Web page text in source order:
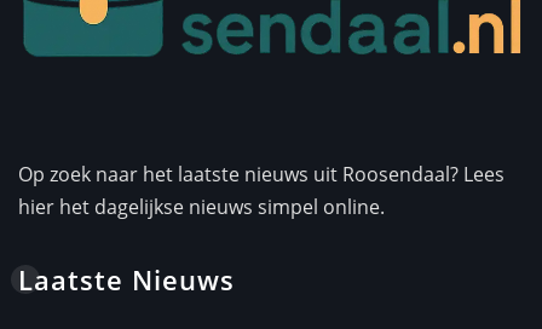
Op zoek naar het laatste nieuws uit Roosendaal? Lees
hier het dagelijkse nieuws simpel online.
Laatste Nieuws